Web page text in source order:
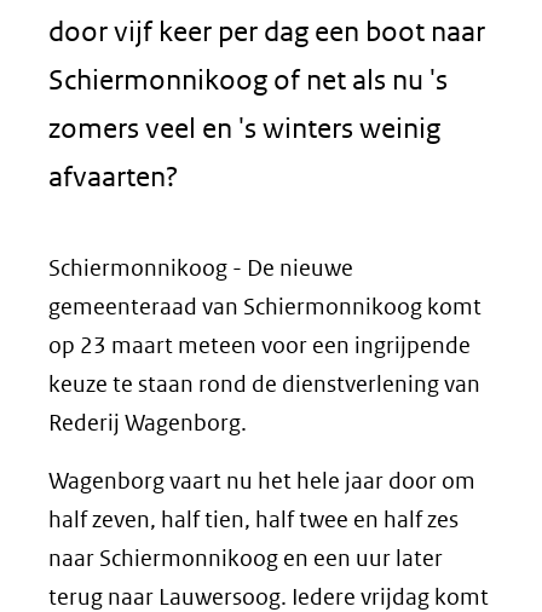
door vijf keer per dag een boot naar
Schiermonnikoog of net als nu 's
zomers veel en 's winters weinig
afvaarten?
Schiermonnikoog - De nieuwe
gemeenteraad van Schiermonnikoog komt
op 23 maart meteen voor een ingrijpende
keuze te staan rond de dienstverlening van
Rederij Wagenborg.
Wagenborg vaart nu het hele jaar door om
half zeven, half tien, half twee en half zes
naar Schiermonnikoog en een uur later
terug naar Lauwersoog. Iedere vrijdag komt